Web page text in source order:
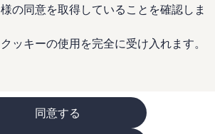
の同意を取得していることを確認しま
ッキーの使用を完全に受け入れます。
同意する
ゲンマガジン
トーリー
購入サポート・金利情報)